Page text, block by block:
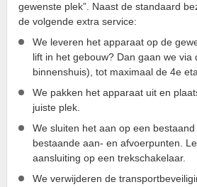
gewenste plek”. Naast de standaard
de volgende extra service:
We leveren het apparaat op de
lift in het gebouw? Dan gaan we via
binnenshuis), tot maximaal de 4e
We pakken het apparaat uit en
juiste plek.
We sluiten het aan op een
bestaande aan- en afvoerpunten.
aansluiting op een trekschakelaar.
We verwijderen de